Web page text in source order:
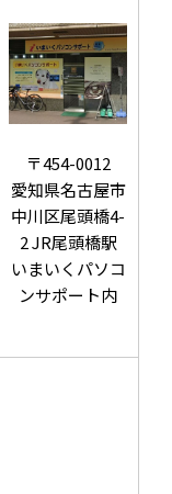
〒454-0012
愛知県名古屋市
中川区尾頭橋4-
2 JR尾頭橋駅
いまいくパソコ
ンサポート内